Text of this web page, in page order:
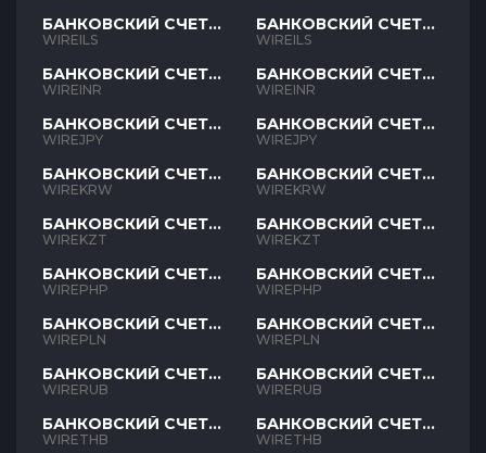
БАНКОВСКИЙ СЧЕТ
ILS
WIREILS
БАНКОВСКИЙ СЧЕТ
INR
WIREINR
БАНКОВСКИЙ СЧЕТ
JPY
WIREJPY
БАНКОВСКИЙ СЧЕТ
KRW
WIREKRW
БАНКОВСКИЙ СЧЕТ
KZT
WIREKZT
БАНКОВСКИЙ СЧЕТ
PHP
WIREPHP
БАНКОВСКИЙ СЧЕТ
PLN
WIREPLN
БАНКОВСКИЙ СЧЕТ
RUB
WIRERUB
БАНКОВСКИЙ СЧЕТ
THB
WIRETHB
БАНКОВСКИЙ СЧЕТ
ILS
WIREILS
БАНКОВСКИЙ СЧЕТ
INR
WIREINR
БАНКОВСКИЙ СЧЕТ
JPY
WIREJPY
БАНКОВСКИЙ СЧЕТ
KRW
WIREKRW
БАНКОВСКИЙ СЧЕТ
KZT
WIREKZT
БАНКОВСКИЙ СЧЕТ
PHP
WIREPHP
БАНКОВСКИЙ СЧЕТ
PLN
WIREPLN
БАНКОВСКИЙ СЧЕТ
RUB
WIRERUB
БАНКОВСКИЙ СЧЕТ
THB
WIRETHB